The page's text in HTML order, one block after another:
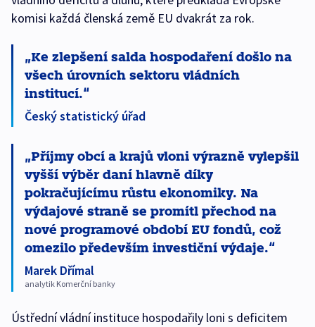
komisi každá členská země EU dvakrát za rok.
Ke zlepšení salda hospodaření došlo na
všech úrovních sektoru vládních
institucí.
Český statistický úřad
Příjmy obcí a krajů vloni výrazně vylepšil
vyšší výběr daní hlavně díky
pokračujícímu růstu ekonomiky. Na
výdajové straně se promítl přechod na
nové programové období EU fondů, což
omezilo především investiční výdaje.
Marek Dřímal
analytik Komerční banky
Ústřední vládní instituce hospodařily loni s deficitem